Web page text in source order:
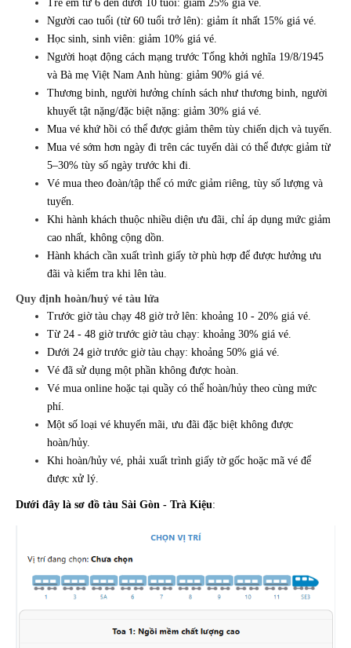
Trẻ em từ 6 đến dưới 10 tuổi: giảm 25% giá vé.
Người cao tuổi (từ 60 tuổi trở lên): giảm ít nhất 15% giá vé.
Học sinh, sinh viên: giảm 10% giá vé.
Người hoạt động cách mạng trước Tổng khởi nghĩa 19/8/1945
và Bà mẹ Việt Nam Anh hùng: giảm 90% giá vé.
Thương binh, người hưởng chính sách như thương binh, người
khuyết tật nặng/đặc biệt nặng: giảm 30% giá vé.
Mua vé khứ hồi có thể được giảm thêm tùy chiến dịch và tuyến.
Mua vé sớm hơn ngày đi trên các tuyến dài có thể được giảm từ
5–30% tùy số ngày trước khi đi.
Vé mua theo đoàn/tập thể có mức giảm riêng, tùy số lượng và
tuyến.
Khi hành khách thuộc nhiều diện ưu đãi, chỉ áp dụng mức giảm
cao nhất, không cộng dồn.
Hành khách cần xuất trình giấy tờ phù hợp để được hưởng ưu
đãi và kiểm tra khi lên tàu.
Quy định hoàn/huỷ vé tàu lửa
Trước giờ tàu chạy 48 giờ trở lên: khoảng 10 - 20% giá vé.
Từ 24 - 48 giờ trước giờ tàu chạy: khoảng 30% giá vé.
Dưới 24 giờ trước giờ tàu chạy: khoảng 50% giá vé.
Vé đã sử dụng một phần không được hoàn.
Vé mua online hoặc tại quầy có thể hoàn/hủy theo cùng mức
phí.
Một số loại vé khuyến mãi, ưu đãi đặc biệt không được
hoàn/hủy.
Khi hoàn/hủy vé, phải xuất trình giấy tờ gốc hoặc mã vé để
được xử lý.
Dưới đây là sơ đồ tàu Sài Gòn - Trà Kiệu: